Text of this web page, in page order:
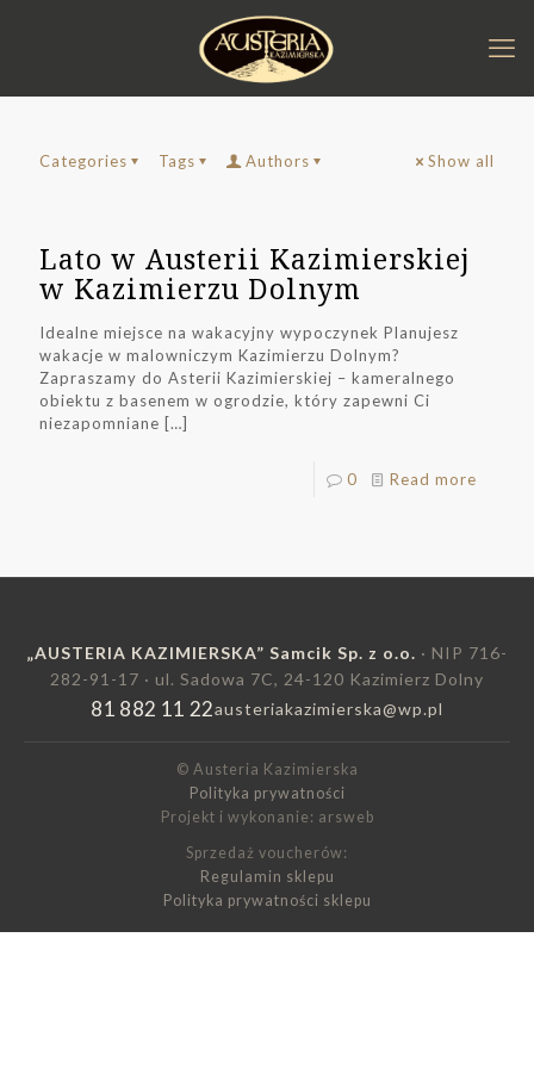
Categories Tags Authors Show all
Lato w Austerii Kazimierskiej
w Kazimierzu Dolnym
Idealne miejsce na wakacyjny wypoczynek Planujesz
wakacje w malowniczym Kazimierzu Dolnym?
Zapraszamy do Asterii Kazimierskiej – kameralnego
obiektu z basenem w ogrodzie, który zapewni Ci
niezapomniane […]
0 Read more
„AUSTERIA KAZIMIERSKA” Samcik Sp. z o.o. · NIP 716-
282-91-17 · ul. Sadowa 7C, 24-120 Kazimierz Dolny
81 882 11 22austeriakazimierska@wp.pl
© Austeria Kazimierska
Polityka prywatności
Projekt i wykonanie: arsweb
Sprzedaż voucherów:
Regulamin sklepu
Polityka prywatności sklepu